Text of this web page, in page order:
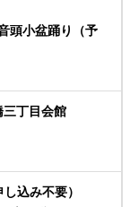
頭小盆踊り（予
三丁目会館
込み不要）